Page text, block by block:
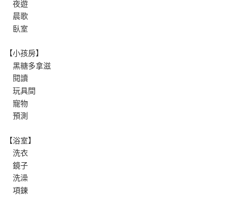
夜遊
晨歌
臥室
【小孩房】
黑糖多拿滋
閱讀
玩具間
寵物
預測
【浴室】
洗衣
鏡子
洗澡
項鍊